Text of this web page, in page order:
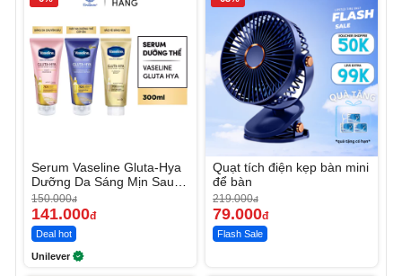
Serum Vaseline Gluta-Hya
Dưỡng Da Sáng Mịn Sau 7
Ngày
150.000đ
141.000đ
Deal hot
Unilever
Quạt tích điện kẹp bàn mini
để bàn
219.000đ
79.000đ
Flash Sale